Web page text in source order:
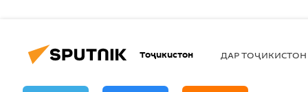
Тоҷикистон ДАР ТОҶИКИСТОН